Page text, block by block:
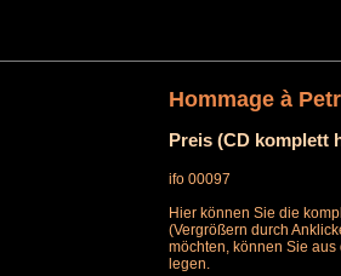
Hommage à
Preis (CD komplett
ifo 00097
Hier können Sie die
(Vergrößern durch
möchten, können Sie
legen.